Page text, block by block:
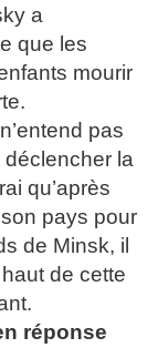
a
que les
mourir
pas
la
qu’après
pays pour
de Minsk, il
de cette
réponse